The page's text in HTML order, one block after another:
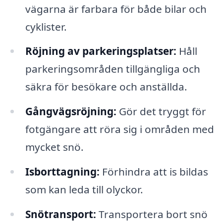
vägarna är farbara för både bilar och
cyklister.
Röjning av parkeringsplatser: Håll
parkeringsområden tillgängliga och
säkra för besökare och anställda.
Gångvägsröjning: Gör det tryggt för
fotgängare att röra sig i områden med
mycket snö.
Isborttagning: Förhindra att is bildas
som kan leda till olyckor.
Snötransport: Transportera bort snö